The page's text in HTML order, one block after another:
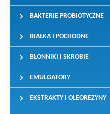
BAKTERIE PROBIOTYCZNE
BIAŁKA I POCHODNE
BŁONNIKI I SKROBIE
EMULGATORY
EKSTRAKTY I OLEOREZYNY